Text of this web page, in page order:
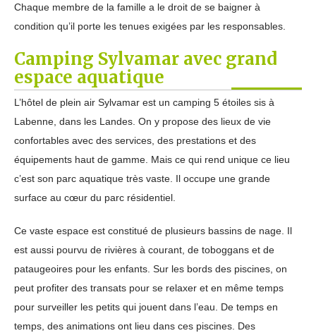
Chaque membre de la famille a le droit de se baigner à
condition qu’il porte les tenues exigées par les responsables.
Camping Sylvamar avec grand
espace aquatique
L’hôtel de plein air Sylvamar est un camping 5 étoiles sis à
Labenne, dans les Landes. On y propose des lieux de vie
confortables avec des services, des prestations et des
équipements haut de gamme. Mais ce qui rend unique ce lieu
c’est son parc aquatique très vaste. Il occupe une grande
surface au cœur du parc résidentiel.
Ce vaste espace est constitué de plusieurs bassins de nage. Il
est aussi pourvu de rivières à courant, de toboggans et de
pataugeoires pour les enfants. Sur les bords des piscines, on
peut profiter des transats pour se relaxer et en même temps
pour surveiller les petits qui jouent dans l’eau. De temps en
temps, des animations ont lieu dans ces piscines. Des